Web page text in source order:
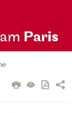
Paris